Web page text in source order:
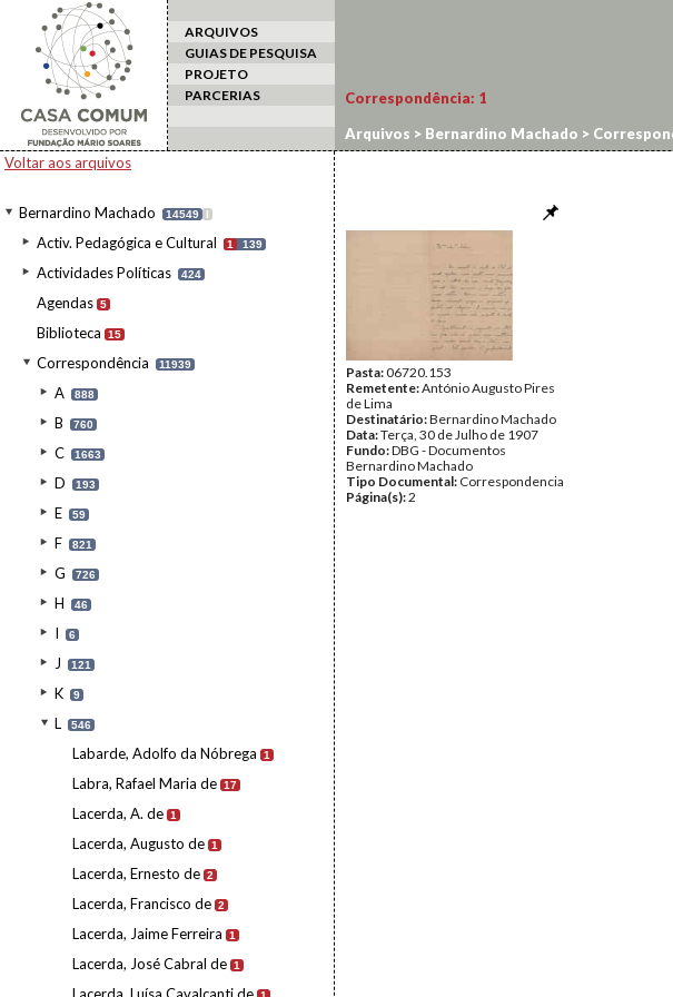
ARQUIVOS
GUIAS DE PESQUISA
PROJETO
PARCERIAS
Voltar aos arquivos
Bernardino Machado 14549 I
Activ. Pedagógica e Cultural 1 139
Actividades Políticas 424
Agendas 5
Biblioteca 15
Correspondência 11939
A 888
B 760
C 1663
D 193
E 59
F 821
G 726
H 46
I 6
J 121
K 9
L 546
Labarde, Adolfo da Nóbrega 1
Labra, Rafael Maria de 17
Lacerda, A. de 1
Lacerda, Augusto de 1
Lacerda, Ernesto de 2
Lacerda, Francisco de 2
Lacerda, Jaime Ferreira 1
Lacerda, José Cabral de 1
Correspondência: 1
Arquivos > Bernardino Machado >
Pasta:06720.153
Remetente:António Augusto Pires
de Lima
Destinatário:Bernardino Machado
Data:Terça, 30 de Julho de 1907
Fundo:DBG - Documentos
Bernardino Machado
Tipo Documental: Correspondencia
Página(s):2